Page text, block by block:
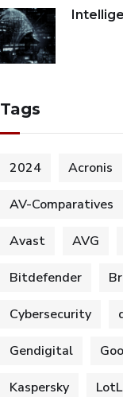
Tags
2024 Acronis
AV-Comparatives
Avast AVG
Bitdefender
Cybersecurity
Gendigital
Kaspersky LotL